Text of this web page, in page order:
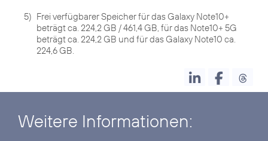
5) Frei verfügbarer Speicher für das Galaxy Note10+
beträgt ca. 224,2 GB / 461,4 GB, für das Note10+ 5G
beträgt ca. 224,2 GB und für das Galaxy Note10 ca.
224,6 GB.
Weitere Informationen: